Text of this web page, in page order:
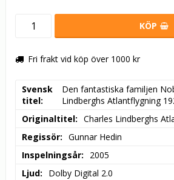
KÖP
Fri frakt vid köp över 1000 kr
Svensk
titel
Den fantastiska familjen
Lindberghs Atlantflygning
Originaltitel
Charles Lindberghs
Regissör
Gunnar Hedin
Inspelningsår
2005
Ljud
Dolby Digital 2.0